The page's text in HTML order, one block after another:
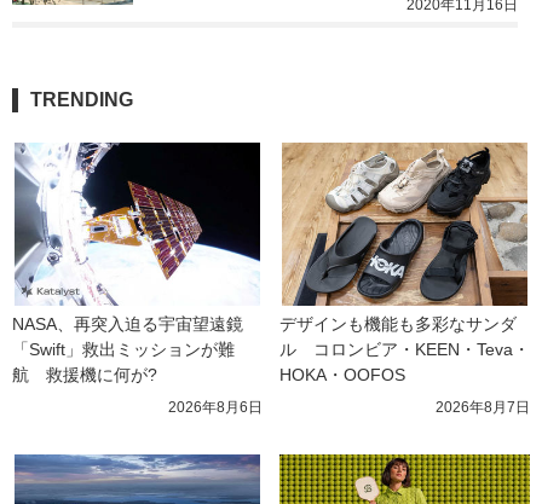
2020年11月16日
TRENDING
NASA、再突入迫る宇宙望遠鏡
「Swift」救出ミッションが難
航　救援機に何が?
2026年8月6日
デザインも機能も多彩なサンダ
ル　コロンビア・KEEN・Teva・
HOKA・OOFOS
2026年8月7日